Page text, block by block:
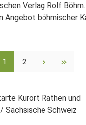
Verlag Rolf
Angebot böhmischer
Seite
1 Seite
2